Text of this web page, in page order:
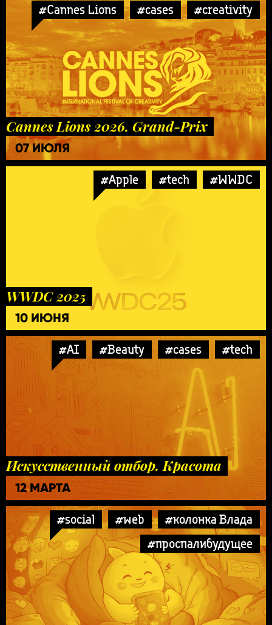
#Cannes Lions #cases #creativity
Cannes Lions 2026. Grand-Prix
07 ИЮЛЯ
#Apple #tech #WWDC
WWDC 2025
10 ИЮНЯ
#AI #Beauty #cases #tech
Искусственный отбор. Красота
12 МАРТА
#social #web
#колонка Влада
#проспалибудущее